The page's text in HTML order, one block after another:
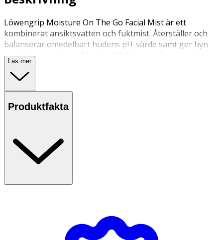
Löwengrip Moisture On The Go Facial Mist är ett
kombinerat ansiktsvatten och fuktmist. Återställer och
balanserar omedelbart hudens pH-värde samt ger hyn
ett hälsosamt lyster. Med kraftfulla ingredienser som
niacinamide, allantoin och en sammansättning av vitamin
B, C och E verkar misten antiinflammatoriskt och
lugnande. Formulan neutraliserar talgproduktionen och
porer och linjer.
• Passar alla hudtyper, även känslig hy.
• Använd morgon och kväll som en del i ansiktsrutinen,
eller applicera under dagen för att återställa hudens
• Komplettera gärna din ansiktsrutin med Löwengrip
• Följ anvisningar på produkten/bruksanvisningen.
Läs mer
Produktfakta